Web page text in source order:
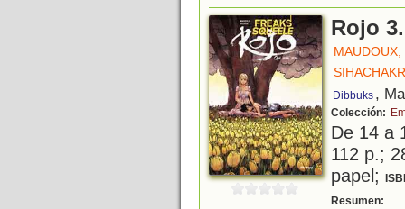
Rojo
Dibbuks ,
Colección:
De 14 a
112 p.;
papel;
Resumen: